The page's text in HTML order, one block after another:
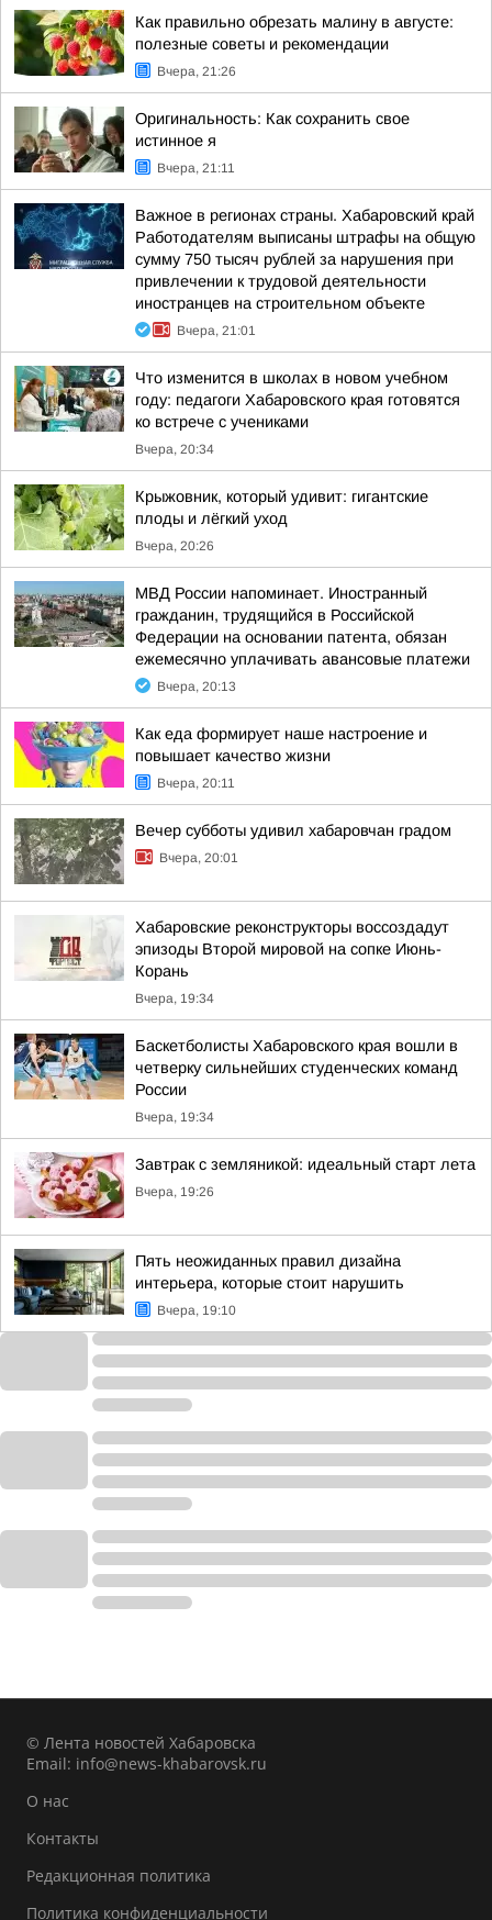
Как правильно обрезать малину в августе:
полезные советы и рекомендации
Вчера, 21:26
Оригинальность: Как сохранить свое
истинное я
Вчера, 21:11
Важное в регионах страны. Хабаровский край
Работодателям выписаны штрафы на общую
сумму 750 тысяч рублей за нарушения при
привлечении к трудовой деятельности
иностранцев на строительном объекте
Вчера, 21:01
Что изменится в школах в новом учебном
году: педагоги Хабаровского края готовятся
ко встрече с учениками
Вчера, 20:34
Крыжовник, который удивит: гигантские
плоды и лёгкий уход
Вчера, 20:26
МВД России напоминает. Иностранный
гражданин, трудящийся в Российской
Федерации на основании патента, обязан
ежемесячно уплачивать авансовые платежи
Вчера, 20:13
Как еда формирует наше настроение и
повышает качество жизни
Вчера, 20:11
Вечер субботы удивил хабаровчан градом
Вчера, 20:01
Хабаровские реконструкторы воссоздадут
эпизоды Второй мировой на сопке Июнь-
Корань
Вчера, 19:34
Баскетболисты Хабаровского края вошли в
четверку сильнейших студенческих команд
России
Вчера, 19:34
Завтрак с земляникой: идеальный старт лета
Вчера, 19:26
Пять неожиданных правил дизайна
интерьера, которые стоит нарушить
Вчера, 19:10
© Лента новостей Хабаровска
Email: info@news-khabarovsk.ru
О нас
Контакты
Редакционная политика
Политика конфиденциальности